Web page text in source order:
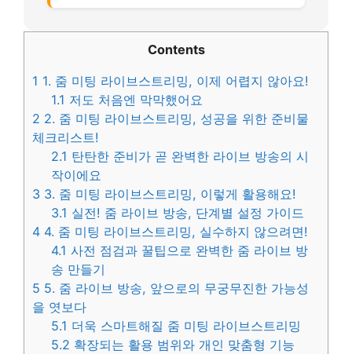
Contents
1 1. 줌 미팅 라이브스트리밍, 이제 어렵지 않아요!
1.1 저도 처음엔 막막했어요
2 2. 줌 미팅 라이브스트리밍, 성공을 위한 준비물
체크리스트!
2.1 탄탄한 준비가 곧 완벽한 라이브 방송의 시
작이에요
3 3. 줌 미팅 라이브스트리밍, 이렇게 활용해요!
3.1 실전! 줌 라이브 방송, 단계별 설정 가이드
4 4. 줌 미팅 라이브스트리밍, 실수하지 않으려면!
4.1 사전 점검과 꿀팁으로 완벽한 줌 라이브 방
송 만들기
5 5. 줌 라이브 방송, 앞으로의 무궁무진한 가능성
을 엿보다
5.1 더욱 스마트해질 줌 미팅 라이브스트리밍
5.2 확장되는 활용 범위와 개인 맞춤형 기능